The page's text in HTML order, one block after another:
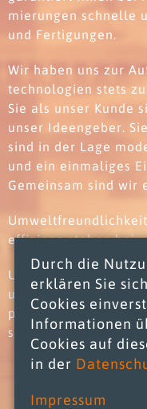
mierungen schnelle
und Fertigungen.
Wir haben uns zur
technologien stets
Sie als unser Kunde
unser Ideengeber.
sind in der Lage
und ein einmaliges
Gemeinsam sind wir
effizienz stehen bei
Unsere Kühl­möbel
und offenen
perfekt in den
steigern somit ihren
Durch die
erklären Sie
Cookies
Informationen
Cookies auf
in der
Impressum